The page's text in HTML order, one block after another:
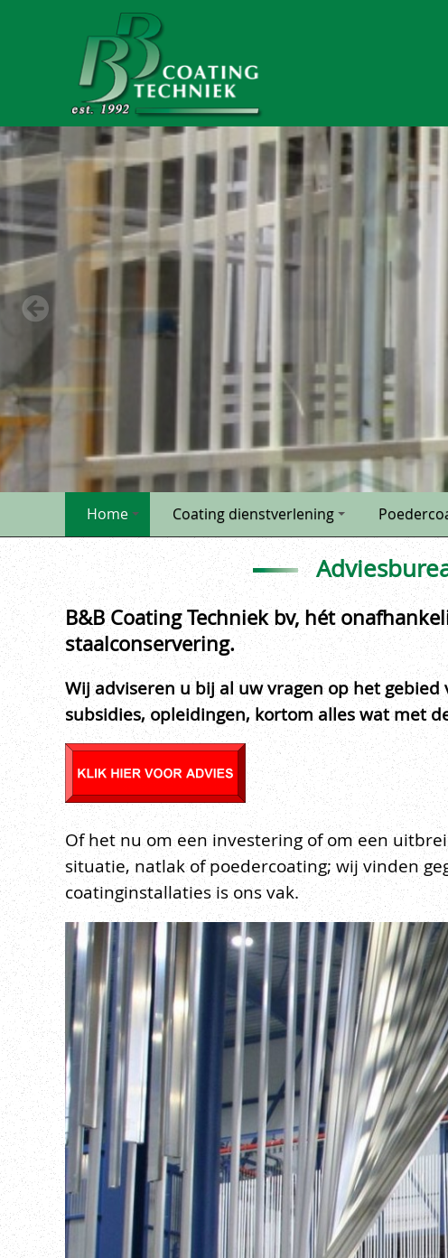
Home Coating dienstverlening
B&B Coating Techniek bv, hét
staalconservering.
Wij adviseren u bij al uw vragen op het
subsidies, opleidingen, kortom alles wat met
Of het nu om een investering of om een
situatie, natlak of poedercoating; wij vinden
coatinginstallaties is ons vak.